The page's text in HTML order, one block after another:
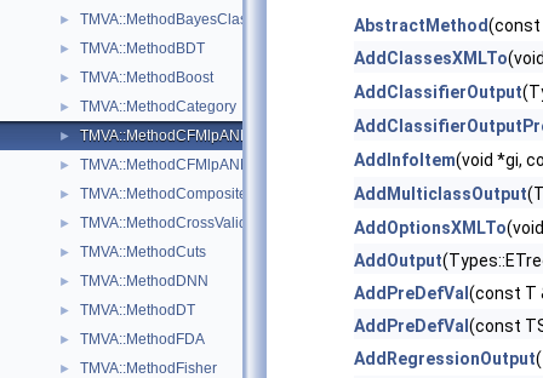
► TMVA::MethodBayesClassifier
► TMVA::MethodBDT
► TMVA::MethodBoost
► TMVA::MethodCategory
► TMVA::MethodCFMlpANN
► TMVA::MethodCFMlpANN_Utils
► TMVA::MethodCompositeBase
► TMVA::MethodCrossValidation
► TMVA::MethodCuts
► TMVA::MethodDNN
► TMVA::MethodDT
► TMVA::MethodFDA
► TMVA::MethodFisher
AbstractMethod(const
AddClassesXMLTo
AddClassifierOutput
AddInfoItem(void *gi,
AddMulticlassOutput
AddOptionsXMLTo
AddOutput
AddPreDefVal (const T
AddPreDefVal (const
AddRegressionOutput